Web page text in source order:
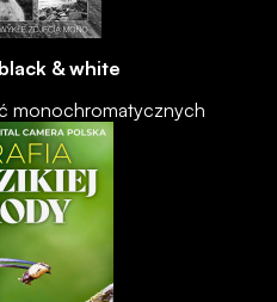
& white
monochromatycznych